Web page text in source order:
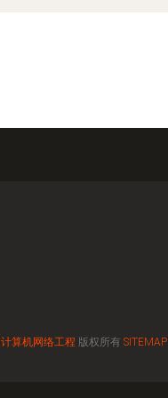
计算机网络工程 版权所有 SITEMAP